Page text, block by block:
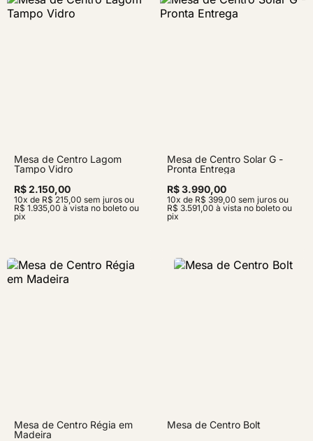
Mesa de Centro Lagom
Tampo Vidro
R$ 2.150,00
10x de R$ 215,00 sem juros ou
R$ 1.935,00 à vista no boleto ou
pix
Mesa de Centro Solar G -
Pronta Entrega
R$ 3.990,00
10x de R$ 399,00 sem juros ou
R$ 3.591,00 à vista no boleto ou
pix
Mesa de Centro Régia em
Madeira
Mesa de Centro Bolt